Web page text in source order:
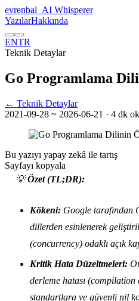
evrenbal AI Whisperer
YazılarHakkında
ENTR
Teknik Detaylar
Go Programlama
← Teknik Detaylar
2021-09-28 ~ 2026-06-21 · 4 dk
Bu yazıyı yapay zekâ ile tartış
Sayfayı kopyala
💡Özet (TL;DR):
Kökeni: Google tarafından
dillerden esinlenerek
(concurrency) odaklı açık
Kritik Hata Düzeltmeleri:
derleme hatası
standartlara ve güvenli nil